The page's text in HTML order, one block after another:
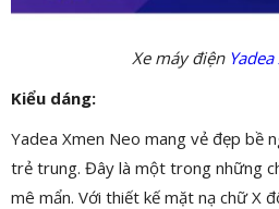
Xe máy điện
Kiểu dáng:
Yadea Xmen Neo mang vẻ đẹp bề
trẻ trung. Đây là một trong những
mê mẩn. Với thiết kế mặt nạ chữ X